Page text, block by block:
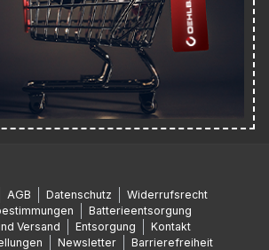
AGB Datenschutz
Widerrufsrecht
Batterieentsorgung
Versand
Entsorgung
Kontakt
Newsletter Barrierefreiheit